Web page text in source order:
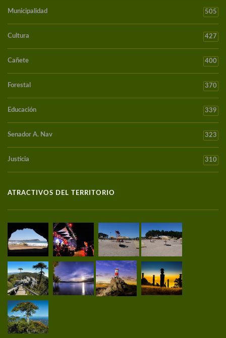
Municipalidad 505
Cultura 427
Cañete 400
Forestal 370
Educación 339
Senador A. Nav 323
Justicia 310
ATRACTIVOS DEL TERRITORIO